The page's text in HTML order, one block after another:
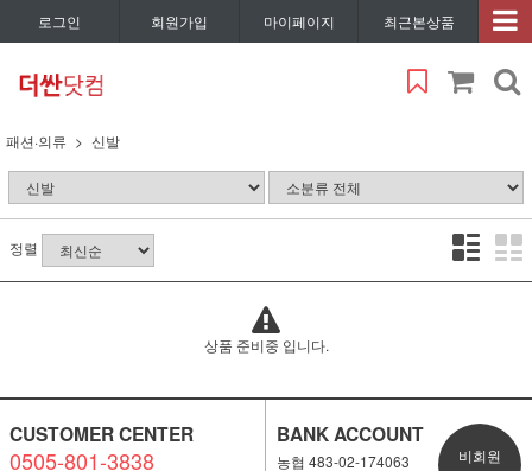
로그인 회원가입 마이페이지 최근본상품
패션·의류 신발
정렬
상품 준비중 입니다.
CUSTOMER CENTER
0505-801-3838
BANK ACCOUNT
농협 483-02-174063
비회원